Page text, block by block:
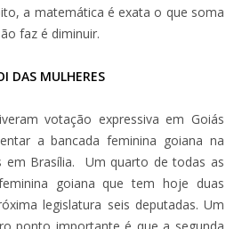
a matemática é exata o que soma
faz é diminuir.
DAS MULHERES
votação expressiva em Goiás
a bancada feminina goiana na
em Brasília. Um quarto de todas as
goiana que tem hoje duas
legislatura seis deputadas. Um
ponto importante é que a segunda